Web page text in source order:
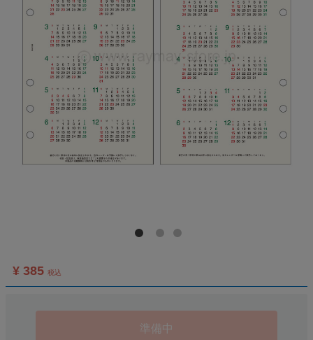
¥ 385 税込
準備中